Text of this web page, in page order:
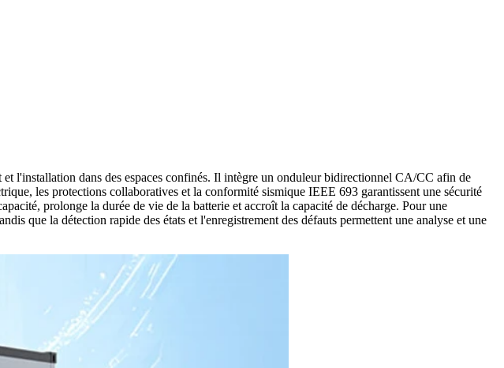
l'installation dans des espaces confinés. Il intègre un onduleur bidirectionnel CA/CC afin de
les protections collaboratives et la conformité sismique IEEE 693 garantissent une sécurité
prolonge la durée de vie de la batterie et accroît la capacité de décharge. Pour une
que la détection rapide des états et l'enregistrement des défauts permettent une analyse et une